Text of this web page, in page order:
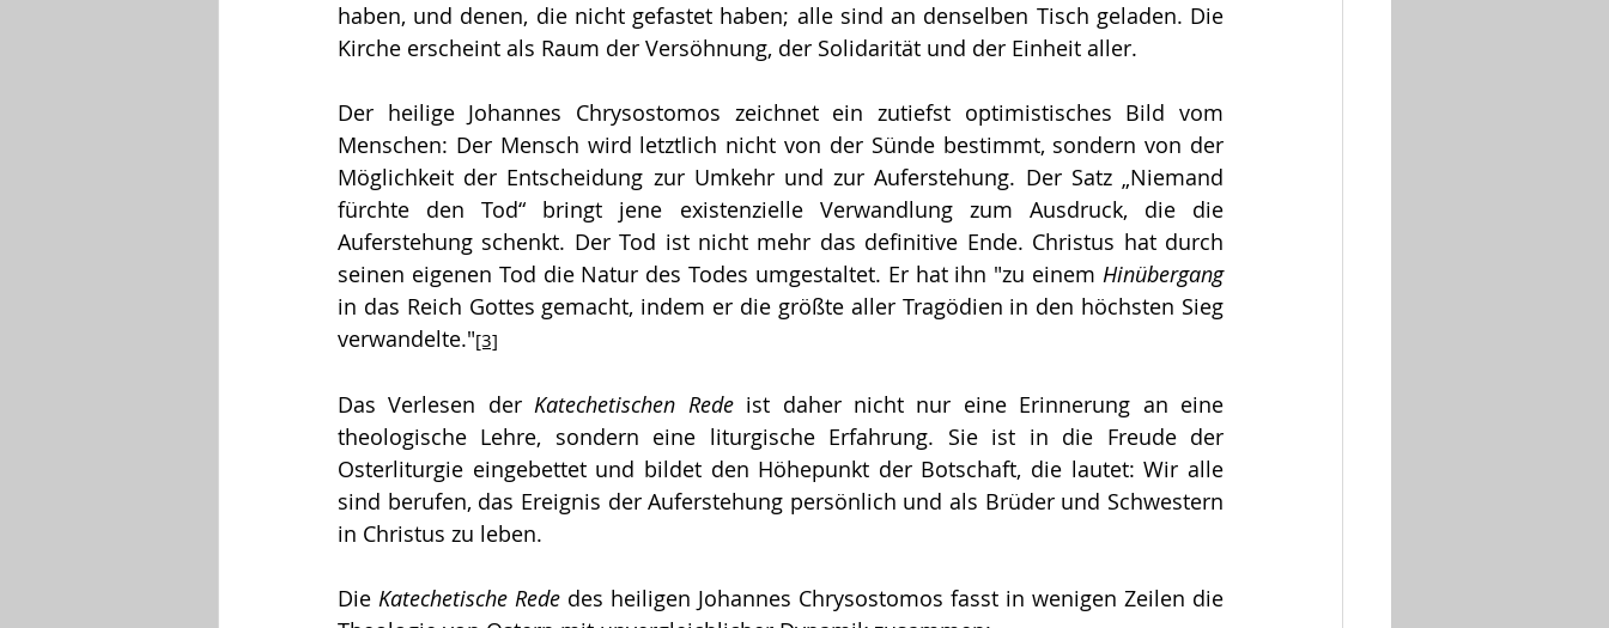
haben, und denen, die nicht gefastet haben; alle sind an denselben Tisch geladen. Die
Kirche erscheint als Raum der Versöhnung, der Solidarität und der Einheit aller.
Der heilige Johannes Chrysostomos zeichnet ein zutiefst optimistisches Bild vom
Menschen: Der Mensch wird letztlich nicht von der Sünde bestimmt, sondern von der
Möglichkeit der Entscheidung zur Umkehr und zur Auferstehung. Der Satz „Niemand
fürchte den Tod“ bringt jene existenzielle Verwandlung zum Ausdruck, die die
Auferstehung schenkt. Der Tod ist nicht mehr das definitive Ende. Christus hat durch
seinen eigenen Tod die Natur des Todes umgestaltet. Er hat ihn "zu einem Hinübergang
in das Reich Gottes gemacht, indem er die größte aller Tragödien in den höchsten Sieg
verwandelte."[3]
Das Verlesen der Katechetischen Rede ist daher nicht nur eine Erinnerung an eine
theologische Lehre, sondern eine liturgische Erfahrung. Sie ist in die Freude der
Osterliturgie eingebettet und bildet den Höhepunkt der Botschaft, die lautet: Wir alle
sind berufen, das Ereignis der Auferstehung persönlich und als Brüder und Schwestern
in Christus zu leben.
Die Katechetische Rede des heiligen Johannes Chrysostomos fasst in wenigen Zeilen die